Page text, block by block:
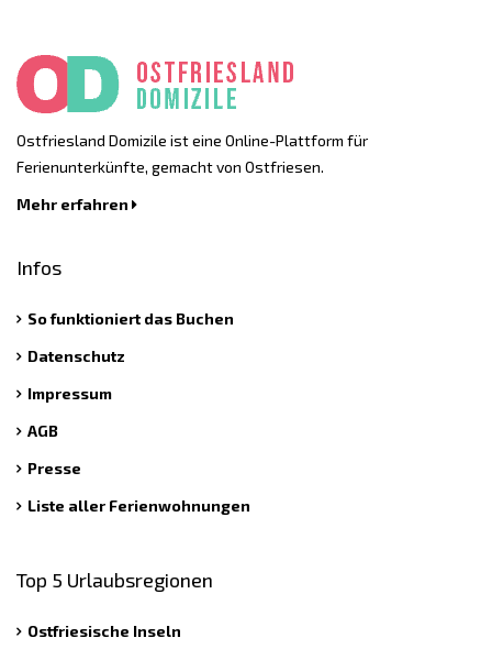
Ostfriesland Domizile ist eine Online-Plattform für
Ferienunterkünfte, gemacht von Ostfriesen.
Mehr erfahren
Infos
So funktioniert das Buchen
Datenschutz
Impressum
AGB
Presse
Liste aller Ferienwohnungen
Top 5 Urlaubsregionen
Ostfriesische Inseln